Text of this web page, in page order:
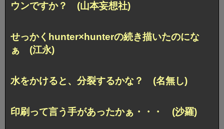
ウンですか？ (山本妄想社)
せっかくhunter×hunterの続き描いたのにな
ぁ (江永)
水をかけると、分裂するかな？ (名無し)
印刷って言う手があったかぁ・・・ (沙羅)